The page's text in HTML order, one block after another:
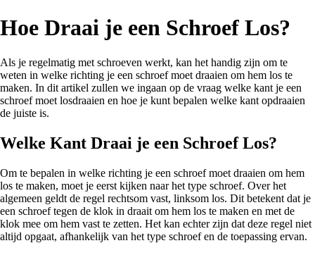
Hoe Draai je een Schroef Los?
Als je regelmatig met schroeven werkt, kan het handig zijn om te
weten in welke richting je een schroef moet draaien om hem los te
maken. In dit artikel zullen we ingaan op de vraag welke kant je een
schroef moet losdraaien en hoe je kunt bepalen welke kant opdraaien
de juiste is.
Welke Kant Draai je een Schroef Los?
Om te bepalen in welke richting je een schroef moet draaien om hem
los te maken, moet je eerst kijken naar het type schroef. Over het
algemeen geldt de regel rechtsom vast, linksom los. Dit betekent dat je
een schroef tegen de klok in draait om hem los te maken en met de
klok mee om hem vast te zetten. Het kan echter zijn dat deze regel niet
altijd opgaat, afhankelijk van het type schroef en de toepassing ervan.